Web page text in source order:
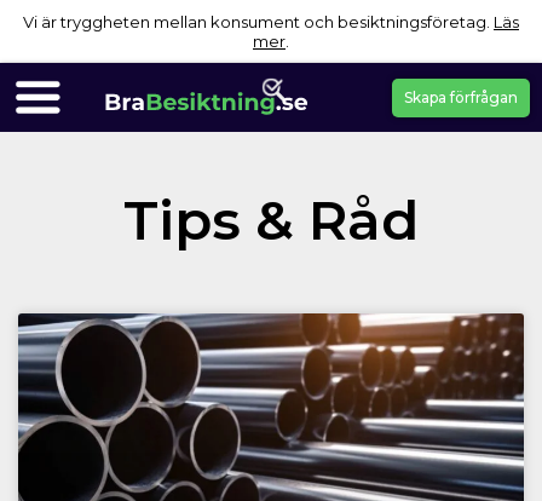
Vi är tryggheten mellan konsument och besiktningsföretag. Läs
mer
Skapa förfrågan
Tips & Råd